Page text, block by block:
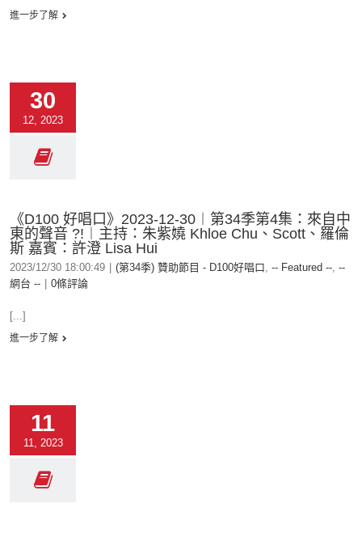
進一步了解
30
12, 2023
《D100 好唱口》2023-12-30︱第34季第4集：來自中
東的聲音 ?!︱主持：朱紫嬈 Khloe Chu、Scott、羅倫
斯 嘉賓：許澄 Lisa Hui
2023/12/30 18:00:49 (第34季) 贊助節目 - D100好唱口, -- Featured --, --
網台 --
0條評論
[...]
進一步了解
11
11, 2023